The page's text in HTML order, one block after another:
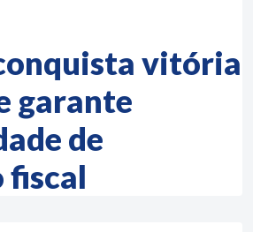
vitória
garante
de
fiscal